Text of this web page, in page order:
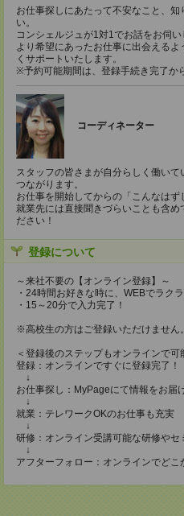
お仕事探しにあたって不安なこと、
い。
コンシェルジュが1対1でお話をお伺い
より希望にあったお仕事に出会える
くサポートいたします。
※予約可能期間は、登録手続き完了か
コーディネーター
スタッフの皆さまが自分らしく働い
つながります。
お仕事を開始してからの「こんなはず
就業先には直接聞きづらいことも含め
ださい！
登録について
～来社不要の【オンライン登録】～
・24時間お好きな時に、WEBでラク
・15～20分で入力完了！
※高校生の方はご登録いただけません。
＜登録後のステップもオンラインで可
登録：オンラインですぐに登録完了！
↓
お仕事探し：MyPageにて情報をお届
↓
就業：テレワークOKのお仕事も充実
↓
研修：オンライン受講可能な研修やセ
↓
アフターフォロー：オンラインでどこ